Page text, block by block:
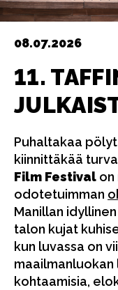
08.07.2026
11.
Puhaltakaa
kiinnittäkää
Film Festival on
odotetuimman
Manillan
talon kujat
kun luvassa on
kohtaamisia,